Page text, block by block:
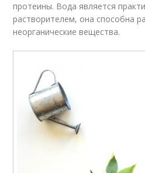
протеины. Вода является
растворителем, она способна
неорганические вещества.